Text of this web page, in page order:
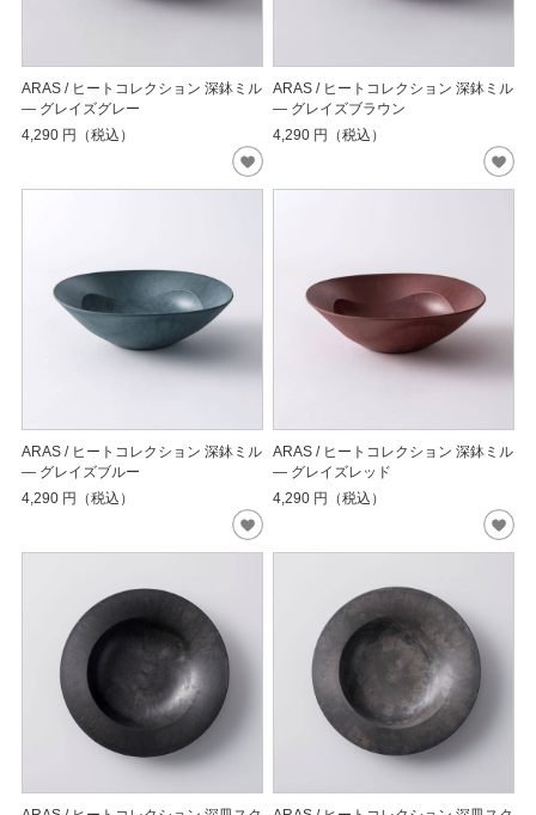
ARAS / ヒートコレクション 深鉢ミル
― グレイズグレー
4,290 円（税込）
ARAS / ヒートコレクション 深鉢ミル
― グレイズブラウン
4,290 円（税込）
ARAS / ヒートコレクション 深鉢ミル
― グレイズブルー
4,290 円（税込）
ARAS / ヒートコレクション 深鉢ミル
― グレイズレッド
4,290 円（税込）